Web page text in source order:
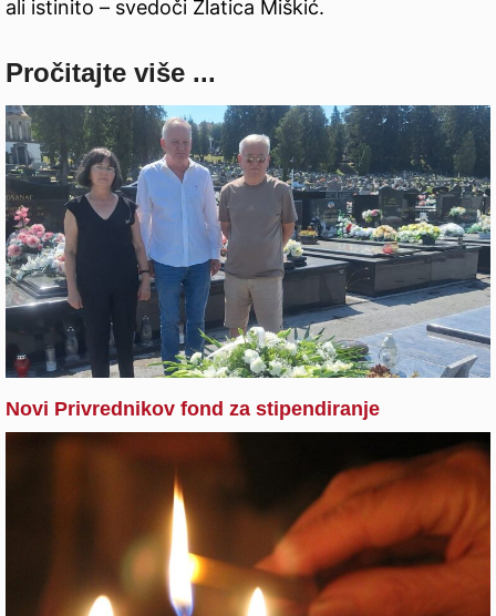
ali istinito – svedoči Zlatica Miškić.
Pročitajte više ...
Novi Privrednikov fond za stipendiranje